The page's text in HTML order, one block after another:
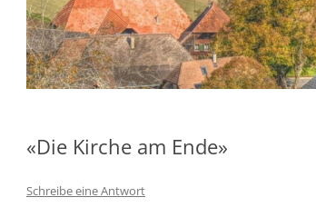
«Die Kirche am Ende»
Schreibe eine Antwort